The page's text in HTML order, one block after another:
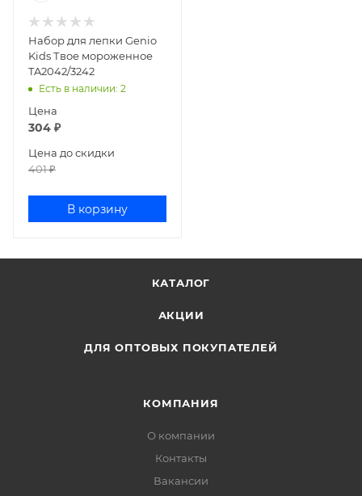
Набор для лепки Genio
Kids Твое мороженное
TA2042/3242
Есть в наличии: 2
Цена
304 ₽
Цена до скидки
401₽
В корзину
КАТАЛОГ
АКЦИИ
ДЛЯ ОПТОВЫХ ПОКУПАТЕЛЕЙ
КОМПАНИЯ
О компании
Контакты
Вакансии